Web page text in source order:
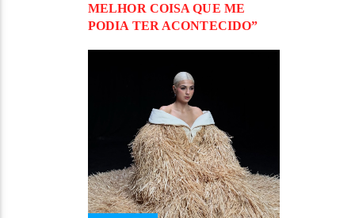
MELHOR COISA QUE ME
PODIA TER ACONTECIDO”